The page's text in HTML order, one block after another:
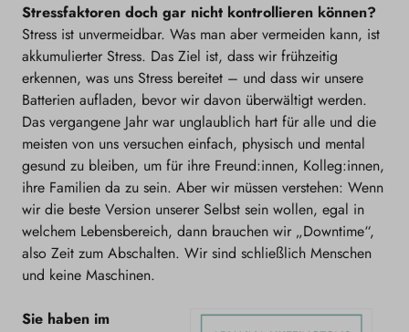
Stressfaktoren doch gar nicht kontrollieren können?
Stress ist unvermeidbar. Was man aber vermeiden kann, ist
akkumulierter Stress. Das Ziel ist, dass wir frühzeitig
erkennen, was uns Stress bereitet – und dass wir unsere
Batterien aufladen, bevor wir davon überwältigt werden.
Das vergangene Jahr war unglaublich hart für alle und die
meisten von uns versuchen einfach, physisch und mental
gesund zu bleiben, um für ihre Freund:innen, Kolleg:innen,
ihre Familien da zu sein. Aber wir müssen verstehen: Wenn
wir die beste Version unserer Selbst sein wollen, egal in
welchem Lebensbereich, dann brauchen wir „Downtime“,
also Zeit zum Abschalten. Wir sind schließlich Menschen
und keine Maschinen.
Sie haben im